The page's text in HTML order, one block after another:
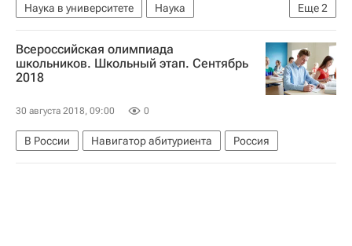
Еще2
Наука в университете
Наука
Балтийский федеральный университет
Университетская наука
Всероссийская олимпиада
школьников. Школьный этап. Сентябрь
2018
30 августа 2018, 09:00 0
В России Навигатор абитуриента Россия